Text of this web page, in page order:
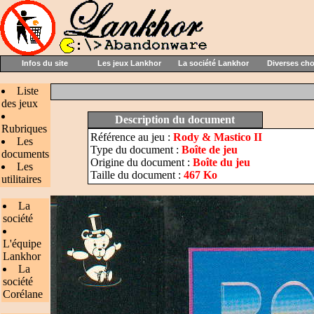
Infos du site Les jeux Lankhor La société Lankhor Diverses
Liste
des jeux
Rubriques
Les
documents
Les
utilitaires
La
société
L'équipe
Lankhor
La
société
Corélane
Description du document
Référence au jeu : Rody & Mastico II
Type du document : Boîte de jeu
Origine du document : Boîte du jeu
Taille du document : 467 Ko